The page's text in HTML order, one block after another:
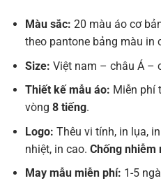
Màu sắc: 20 màu áo cơ
theo pantone bảng màu in
Size: Việt nam – châu Á –
Thiết kế mẫu áo: Miễn phí
vòng 8 tiếng.
Logo: Thêu vi tính, in lụa,
nhiệt, in cao. Chống nhiễm
May mẫu miễn phí: 1-5